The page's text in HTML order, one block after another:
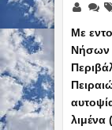
Με
Νήσων
λιμένα